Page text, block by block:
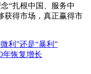
“扎根中国、服务中
获得市场，真正赢得市
利”还是“暴利”
年恢复增长